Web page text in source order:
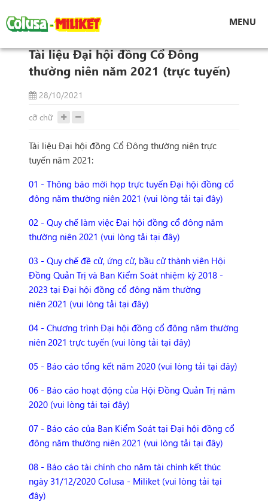
MENU
Tài liệu Đại hội đồng Cổ Đông thường niên năm
Tài liệu Đại hội đồng Cổ Đông
thường niên năm 2021 (trực tuyến)
28/10/2021
cỡ chữ
Tài liệu Đại hội đồng Cổ Đông thường niên trực
tuyến năm 2021:
01 - Thông báo mời họp trực tuyến Đại hội đồng cổ
đông năm thường niên 2021 (vui lòng tải tại đây)
02 - Quy chế làm việc Đại hội đồng cổ đông năm
thường niên 2021 (vui lòng tải tại đây)
03 - Quy chế đề cử, ứng cử, bầu cử thành viên Hội
Đồng Quản Trị và Ban Kiểm Soát nhiệm kỳ 2018 -
2023 tại Đại hội đồng cổ đông năm thường
niên 2021 (vui lòng tải tại đây)
04 - Chương trình Đại hội đồng cổ đông năm thường
niên 2021 trực tuyến (vui lòng tải tại đây)
05 - Báo cáo tổng kết năm 2020 (vui lòng tải tại đây)
06 - Báo cáo hoạt động của Hội Đồng Quản Trị năm
2020 (vui lòng tải tại đây)
07 - Báo cáo của Ban Kiểm Soát tại Đại hội đồng cổ
đông năm thường niên 2021 (vui lòng tải tại đây)
08 - Báo cáo tài chính cho năm tài chính kết thúc
ngày 31/12/2020 Colusa - Miliket (vui lòng tải tại
đây)